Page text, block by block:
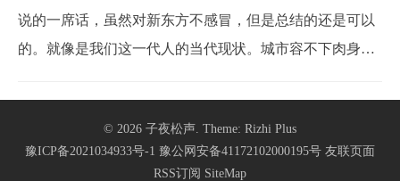
说的一席话，虽然对新东方不感冒，但是总结的还是可以
的。就像是我们这一代人的当代现状。城市容不下肉身，
家，也到不了远方，我觉得这会成为整个我们这一代人精
© 2026 子夜松声. Theme: Rizhi Plus
豫ICP备2021034933号-1 豫公网安备41172102000195号 友联页面
RSS订阅 SiteMap